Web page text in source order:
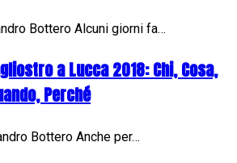
Bottero Alcuni giorni fa…
a Lucca 2018: Chi, Cosa,
Perché
Bottero Anche per…